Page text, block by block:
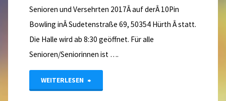
Senioren und Versehrten 2017Â auf derÂ 10Pin
Bowling inÂ Sudetenstraße 69, 50354 Hürth Â statt.
Die Halle wird ab 8:30 geöffnet. Für alle
Senioren/Seniorinnen ist ….
WEITERLESEN "LM